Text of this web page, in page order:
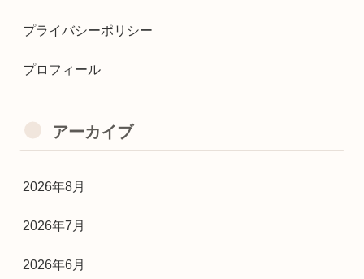
プライバシーポリシー
プロフィール
アーカイブ
2026年8月
2026年7月
2026年6月